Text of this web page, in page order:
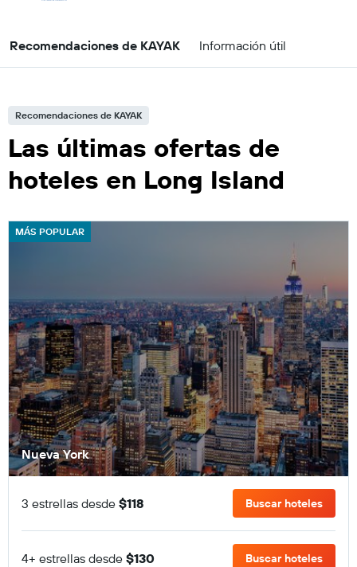
Recomendaciones de KAYAK Información útil
Recomendaciones de KAYAK
Las últimas ofertas de
hoteles en Long Island
MÁS POPULAR
Nueva York
3 estrellas desde $118 Buscar hoteles
4+ estrellas desde $130 Buscar hoteles